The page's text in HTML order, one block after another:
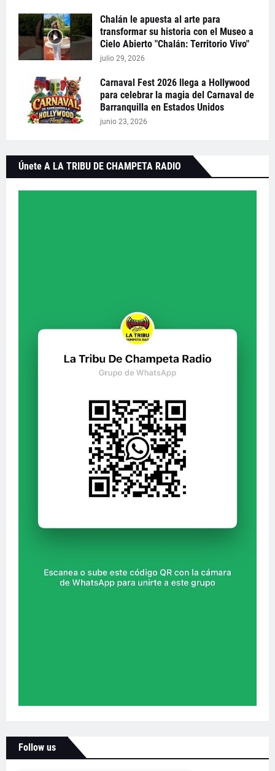
Chalán le apuesta al arte para
transformar su historia con el Museo a
Cielo Abierto "Chalán: Territorio Vivo"
julio 29, 2026
Carnaval Fest 2026 llega a Hollywood
para celebrar la magia del Carnaval de
Barranquilla en Estados Unidos
junio 23, 2026
Únete A LA TRIBU DE CHAMPETA RADIO
Follow us